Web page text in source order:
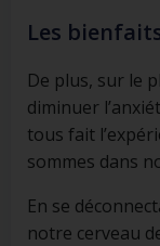
Les
De plus, sur le
diminuer
tous fait
sommes dans
En se
notre cerveau